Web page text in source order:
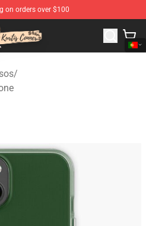
on orders over $100
Kurtis Conner Merchandise
/